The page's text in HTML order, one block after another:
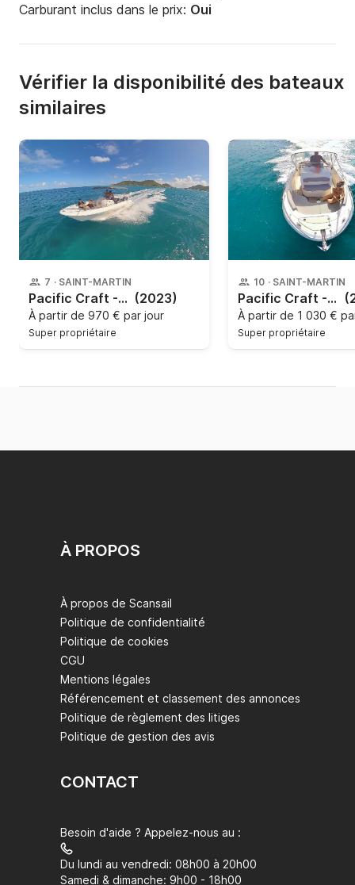
Carburant inclus dans le prix: Oui
Vérifier la disponibilité des bateaux
similaires
7 · SAINT-MARTIN
Pacific Craft - Open 625 (2023)
À partir de 970 € par jour
Super propriétaire
10 · SAINT-MARTIN
Pacific Craft - Open 670
À partir de 1 030 €
Super propriétaire
À PROPOS
À propos de Scansail
Politique de confidentialité
Politique de cookies
CGU
Mentions légales
Référencement et classement des annonces
Politique de règlement des litiges
Politique de gestion des avis
CONTACT
Besoin d'aide ? Appelez-nous au :
Du lundi au vendredi: 08h00 à 20h00
Samedi & dimanche: 9h00 - 18h00